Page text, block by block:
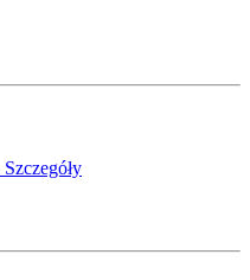
Szczegóły